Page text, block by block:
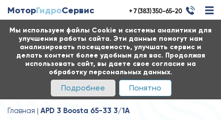
Мы используем файлы Cookie и системы аналитики для
улучшения работы сайта. Эти данные помогут нам
анализировать посещаемость, улучшать сервис и
делать контент более удобным для вас. Продолжая
использовать сайт, вы даете свое согласие на
обработку персональных данных.
Подробнее Понятно
МоторГидроСервис + 7 (383) 350-65-20
Главная APD 3 Boosta 65-33 3/1А